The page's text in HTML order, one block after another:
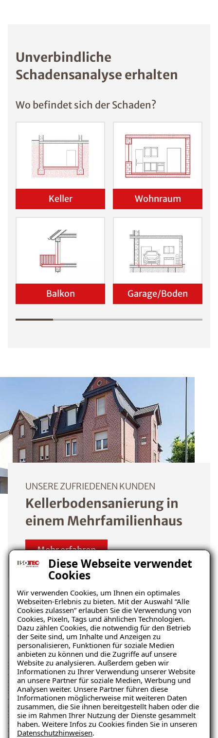
Diese Webseite verwendet
Cookies
Wir verwenden Cookies, um Ihnen ein optimales
Webseiten-Erlebnis zu bieten. Mit der Auswahl “Alle
Cookies zulassen” erlauben Sie die Verwendung von
Cookies, Pixeln, Tags und ähnlichen Technologien.
Dazu zählen Cookies, die notwendig für den Betrieb
der Seite sind, um Inhalte und Anzeigen zu
personalisieren, Funktionen für soziale Medien
anbieten zu können und die Zugriffe auf unsere
Website zu analysieren. Außerdem geben wir
Informationen zu Ihrer Verwendung unserer Website
an unsere Partner für soziale Medien, Werbung und
Analysen weiter. Unsere Partner führen diese
Informationen möglicherweise mit weiteren Daten
zusammen, die Sie ihnen bereitgestellt haben oder die
sie im Rahmen Ihrer Nutzung der Dienste gesammelt
haben. Weitere Infos zu Cookies finden Sie in unseren
Datenschutzhinweisen.
Unverbindliche
Schadensanalyse erhalten
Wo befindet sich der Schaden?
Keller Wohnraum
Balkon Garage/Boden
UNSERE ZUFRIEDENEN KUNDEN
Kellerbodensanierung in
einem Mehrfamilienhaus
Mehr erfahren
Dünner Aufbau – Große
Sperrwirkung